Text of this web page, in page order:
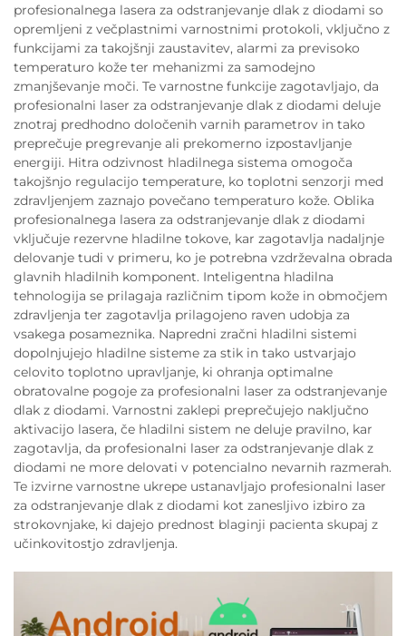
profesionalnega lasera za odstranjevanje dlak z diodami so
opremljeni z večplastnimi varnostnimi protokoli, vključno z
funkcijami za takojšnji zaustavitev, alarmi za previsoko
temperaturo kože ter mehanizmi za samodejno
zmanjševanje moči. Te varnostne funkcije zagotavljajo, da
profesionalni laser za odstranjevanje dlak z diodami deluje
znotraj predhodno določenih varnih parametrov in tako
preprečuje pregrevanje ali prekomerno izpostavljanje
energiji. Hitra odzivnost hladilnega sistema omogoča
takojšnjo regulacijo temperature, ko toplotni senzorji med
zdravljenjem zaznajo povečano temperaturo kože. Oblika
profesionalnega lasera za odstranjevanje dlak z diodami
vključuje rezervne hladilne tokove, kar zagotavlja nadaljnje
delovanje tudi v primeru, ko je potrebna vzdrževalna obrada
glavnih hladilnih komponent. Inteligentna hladilna
tehnologija se prilagaja različnim tipom kože in območjem
zdravljenja ter zagotavlja prilagojeno raven udobja za
vsakega posameznika. Napredni zračni hladilni sistemi
dopolnjujejo hladilne sisteme za stik in tako ustvarjajo
celovito toplotno upravljanje, ki ohranja optimalne
obratovalne pogoje za profesionalni laser za odstranjevanje
dlak z diodami. Varnostni zaklepi preprečujejo naključno
aktivacijo lasera, če hladilni sistem ne deluje pravilno, kar
zagotavlja, da profesionalni laser za odstranjevanje dlak z
diodami ne more delovati v potencialno nevarnih razmerah.
Te izvirne varnostne ukrepe ustanavljajo profesionalni laser
za odstranjevanje dlak z diodami kot zanesljivo izbiro za
strokovnjake, ki dajejo prednost blaginji pacienta skupaj z
učinkovitostjo zdravljenja.